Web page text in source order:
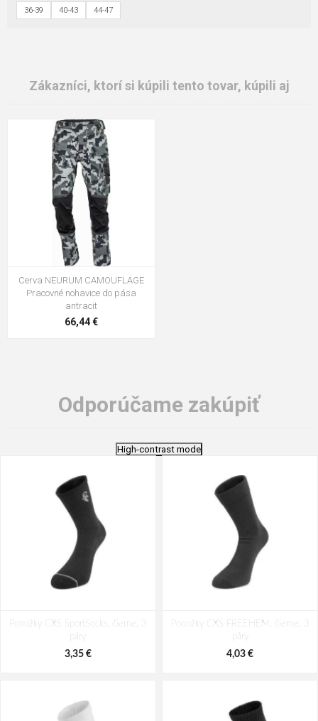
36-39 40-43 44-47
Zákazníci, ktorí si kúpili tento tovar, kúpili aj
Cerva NEURUM CAMOUFLAGE
Pracovné nohavice do pása
antracit
66,44 €
Odporúčame zakúpiť
High-contrast mode
Ponožky CXS SportSocks, čierne, 3
páry
3,35 €
Ponožky CXS FREEHEM, čierne, 3
páry
4,03 €